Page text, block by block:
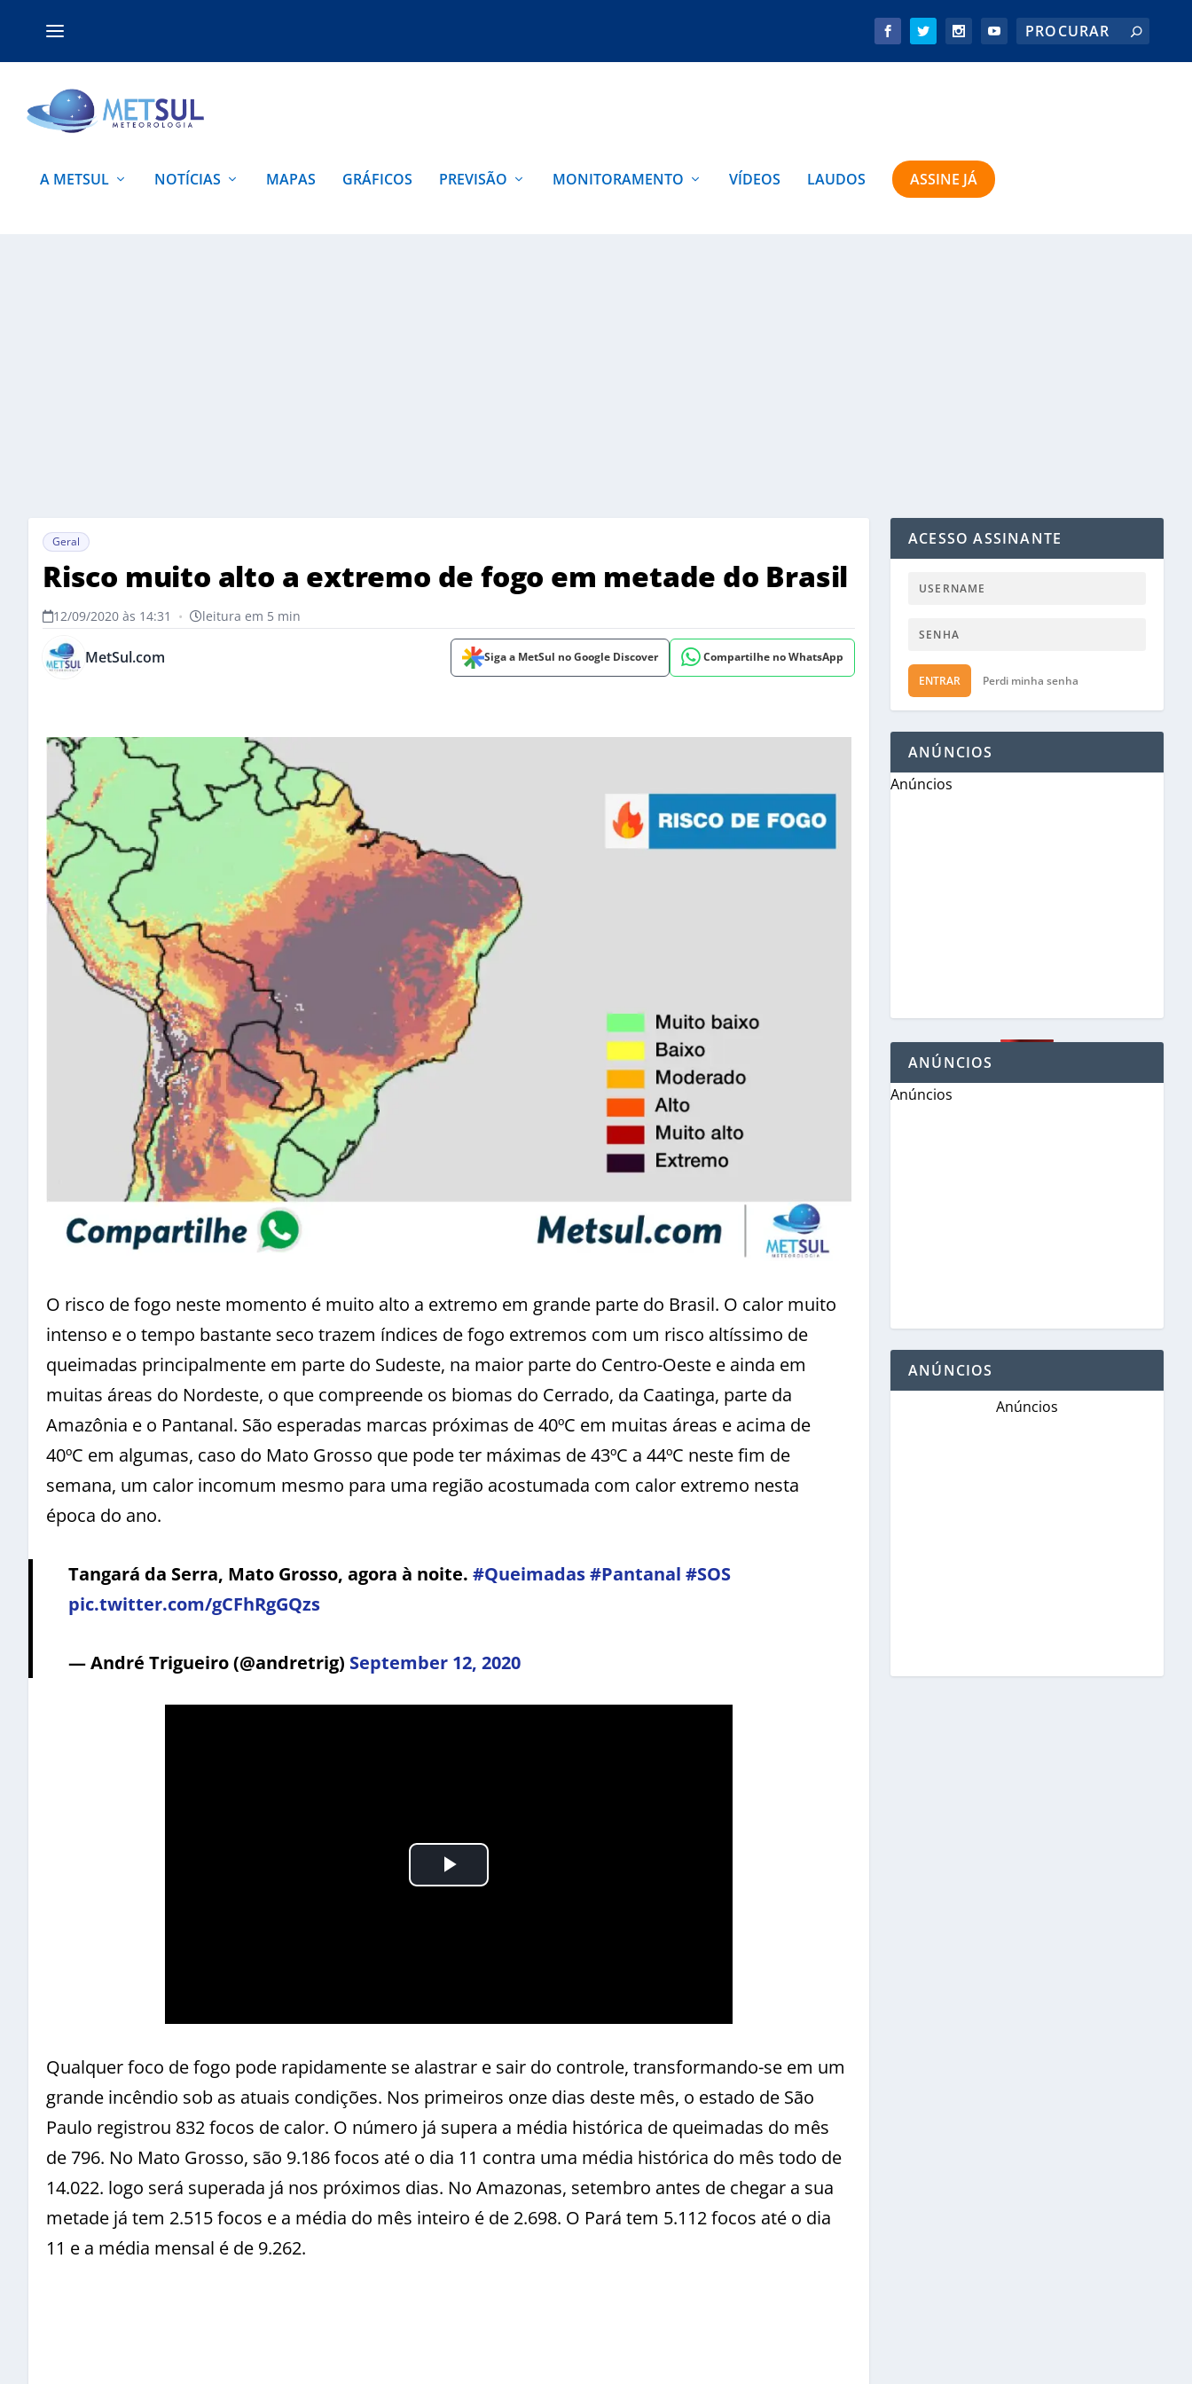
A METSUL NOTÍCIAS MAPAS GRÁFICOS PREVISÃO MONITORAMENTO VÍDEOS LAUDOS ASSINE JÁ
Geral
Risco muito alto a extremo de fogo em metade do Brasil
12/09/2020 às 14:31 • leitura em 5 min
MetSul.com Siga a MetSul no Google Discover Compartilhe no WhatsApp
O risco de fogo neste momento é muito alto a extremo em grande parte do Brasil. O calor muito
intenso e o tempo bastante seco trazem índices de fogo extremos com um risco altíssimo de
queimadas principalmente em parte do Sudeste, na maior parte do Centro-Oeste e ainda em
muitas áreas do Nordeste, o que compreende os biomas do Cerrado, da Caatinga, parte da
Amazônia e o Pantanal. São esperadas marcas próximas de 40ºC em muitas áreas e acima de
40ºC em algumas, caso do Mato Grosso que pode ter máximas de 43ºC a 44ºC neste fim de
semana, um calor incomum mesmo para uma região acostumada com calor extremo nesta
época do ano.
Tangará da Serra, Mato Grosso, agora à noite. #Queimadas#Pantanal #SOS
pic.twitter.com/gCFhRgGQzs
— André Trigueiro (@andretrig) September 12, 2020
Qualquer foco de fogo pode rapidamente se alastrar e sair do controle, transformando-se em um
grande incêndio sob as atuais condições. Nos primeiros onze dias deste mês, o estado de São
Paulo registrou 832 focos de calor. O número já supera a média histórica de queimadas do mês
de 796. No Mato Grosso, são 9.186 focos até o dia 11 contra uma média histórica do mês todo de
14.022. logo será superada já nos próximos dias. No Amazonas, setembro antes de chegar a sua
metade já tem 2.515 focos e a média do mês inteiro é de 2.698. O Pará tem 5.112 focos até o dia
11 e a média mensal é de 9.262.
ACESSO ASSINANTE
ENTRAR Perdi minha senha
ANÚNCIOS
Anúncios
ANÚNCIOS
Anúncios
ANÚNCIOS
Anúncios